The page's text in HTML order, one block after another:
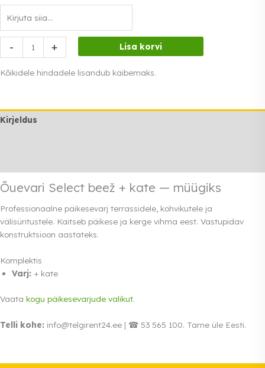
-
Select
beež
kogus
+ Lisa korvi
Kõikidele hindadele lisandub käibemaks.
Kirjeldus
Õuevari Select beež + kate — müügiks
Professionaalne päikesevarj terrassidele, kohvikutele ja
välisüritustele. Kaitseb päikese ja kerge vihma eest. Vastupidav
konstruktsioon aastateks.
Komplektis
Varj: + kate
Vaata kogu päikesevarjude valikut.
Telli kohe: info@telgirent24.ee | ☎ 53 565 100. Tarne üle Eesti.